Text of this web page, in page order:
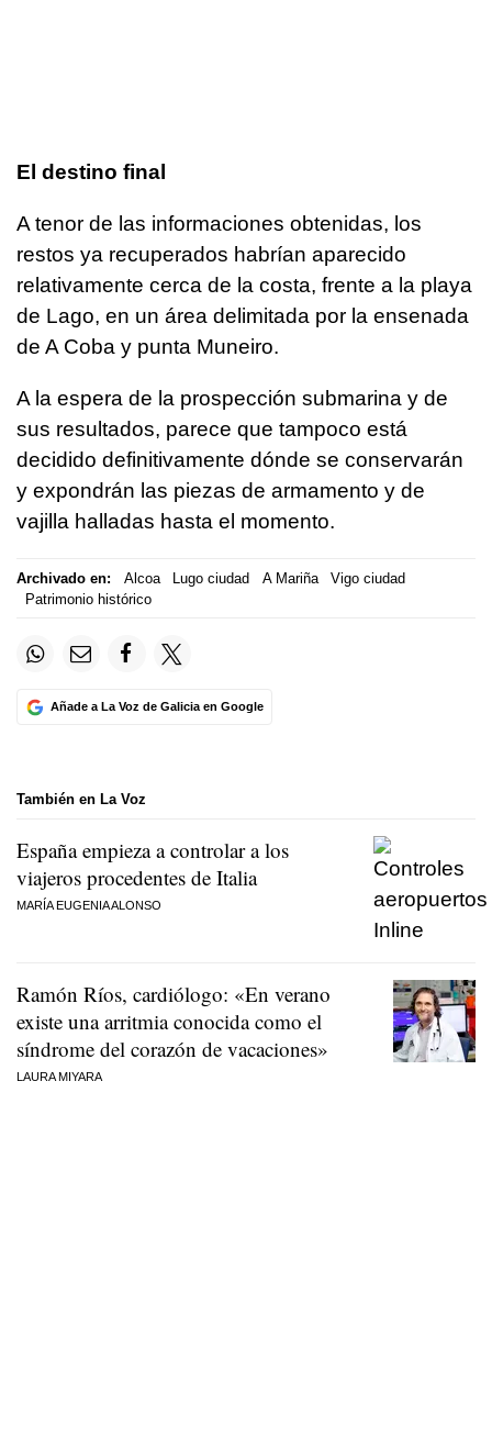
El destino final
A tenor de las informaciones obtenidas, los
restos ya recuperados habrían aparecido
relativamente cerca de la costa, frente a la playa
de Lago, en un área delimitada por la ensenada
de A Coba y punta Muneiro.
A la espera de la prospección submarina y de
sus resultados, parece que tampoco está
decidido definitivamente dónde se conservarán
y expondrán las piezas de armamento y de
vajilla halladas hasta el momento.
Archivado en: Alcoa Lugo ciudad A Mariña
Vigo ciudad
Patrimonio histórico
Añade a La Voz de Galicia en Google
También en La Voz
España empieza a controlar a los
viajeros procedentes de Italia
MARÍA EUGENIA ALONSO
Ramón Ríos, cardiólogo: «En verano
existe una arritmia conocida como el
síndrome del corazón de vacaciones»
LAURA MIYARA